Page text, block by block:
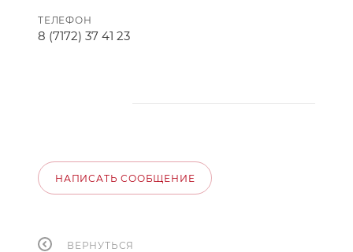
ТЕЛЕФОН
8 (7172) 37 41 23
НАПИСАТЬ СООБЩЕНИЕ
ВЕРНУТЬСЯ